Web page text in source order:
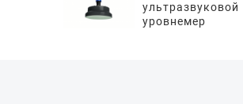
ультразвуковой
уровнемер